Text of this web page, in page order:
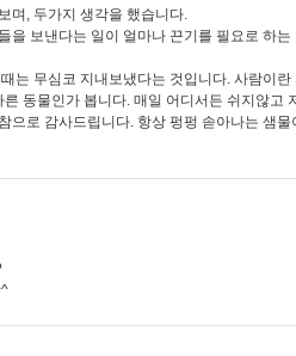
며, 두가지 생각을 했습니다.
을 보낸다는 일이 얼마나 끈기를 필요로 하는
는 무심코 지내보냈다는 것입니다. 사람이란
동물인가 봅니다. 매일 어디서든 쉬지않고
으로 감사드립니다. 항상 펑펑 솓아나는 샘물